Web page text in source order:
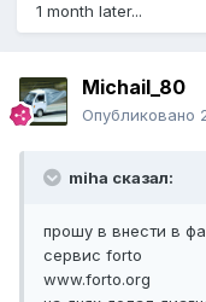
1 month later...
Michail_80
Опубликовано
miha сказал:
прошу в внести в
сервис forto
www.forto.org